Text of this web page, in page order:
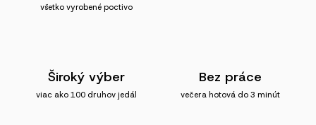
všetko vyrobené poctivo
Široký výber
viac ako 100 druhov jedál
Bez práce
večera hotová do 3 minút